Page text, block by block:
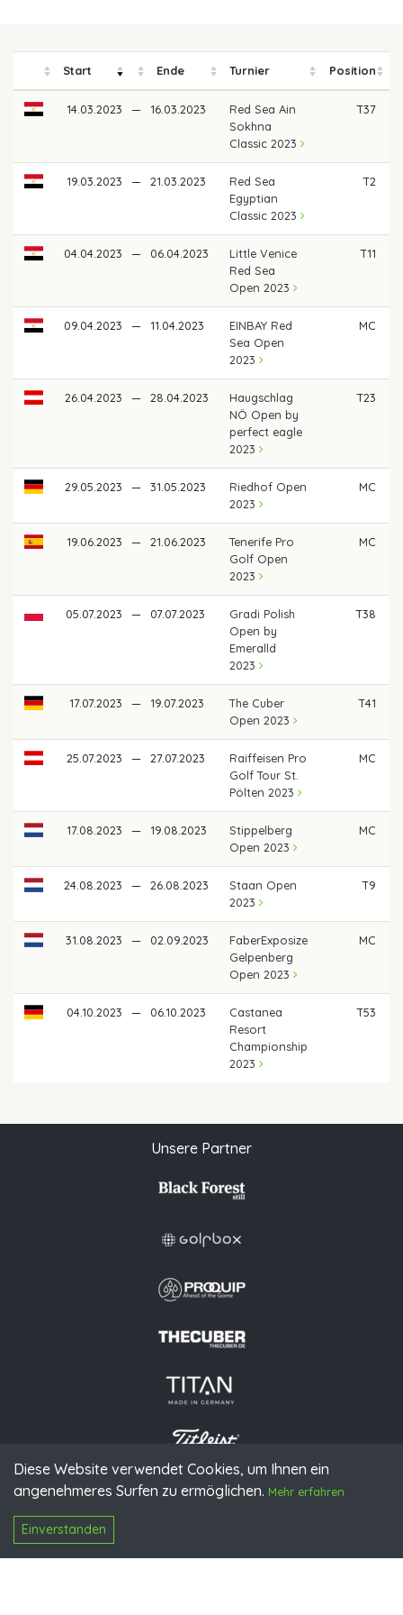
Diese Website verwendet Cookies, um Ihnen ein
angenehmeres Surfen zu ermöglichen. Mehr erfahren
Einverstanden
Start Ende Turnier Position
14.03.2023 — 16.03.2023
Red Sea Ain
Sokhna
Classic 2023
T37
19.03.2023 — 21.03.2023
Red Sea
Egyptian
Classic 2023
T2
04.04.2023 — 06.04.2023
Little Venice
Red Sea
Open 2023
T11
09.04.2023 — 11.04.2023
EINBAY Red
Sea Open
2023
MC
26.04.2023 — 28.04.2023
Haugschlag
NÖ Open by
perfect eagle
2023
T23
29.05.2023 — 31.05.2023
Riedhof Open
2023
MC
19.06.2023 — 21.06.2023
Tenerife Pro
Golf Open
2023
MC
05.07.2023 — 07.07.2023
Gradi Polish
Open by
Emeralld
2023
T38
17.07.2023 — 19.07.2023
The Cuber
Open 2023
T41
25.07.2023 — 27.07.2023
Raiffeisen Pro
Golf Tour St.
Pölten 2023
MC
17.08.2023 — 19.08.2023
Stippelberg
Open 2023
MC
24.08.2023 — 26.08.2023
Staan Open
2023
T9
31.08.2023 — 02.09.2023
FaberExposize
Gelpenberg
Open 2023
MC
04.10.2023 — 06.10.2023
Castanea
Resort
Championship
2023
T53
Unsere Partner
© 2026 PGAoG